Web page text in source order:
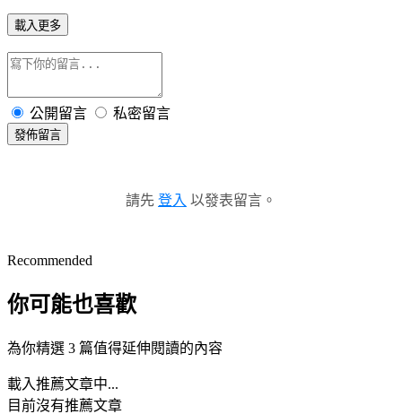
載入更多
公開留言 私密留言
發佈留言
請先 登入 以發表留言。
Recommended
你可能也喜歡
為你精選 3 篇值得延伸閱讀的內容
載入推薦文章中...
目前沒有推薦文章